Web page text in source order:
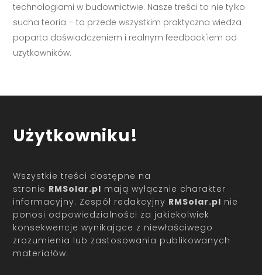
technologiami w budownictwie. Nasze treści to nie tylko
sucha teoria – to przede wszystkim praktyczna wiedza
poparta doświadczeniem i realnym feedback'iem od
użytkowników.
Użytkowniku!
Wszystkie treści dostępne na
stronie RMSolar.pl mają wyłącznie charakter
informacyjny. Zespół redakcyjny RMSolar.pl nie
ponosi odpowiedzialności za jakiekolwiek
konsekwencje wynikające z niewłaściwego
zrozumienia lub zastosowania publikowanych
materiałów.